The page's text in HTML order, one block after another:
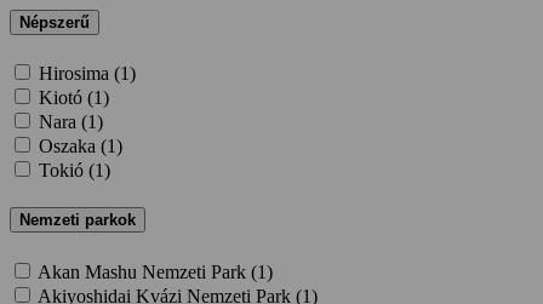
Népszerű
Hirosima (1)
Kiotó (1)
Nara (1)
Oszaka (1)
Tokió (1)
Nemzeti parkok
Akan Mashu Nemzeti Park (1)
Akiyoshidai Kvázi Nemzeti Park (1)